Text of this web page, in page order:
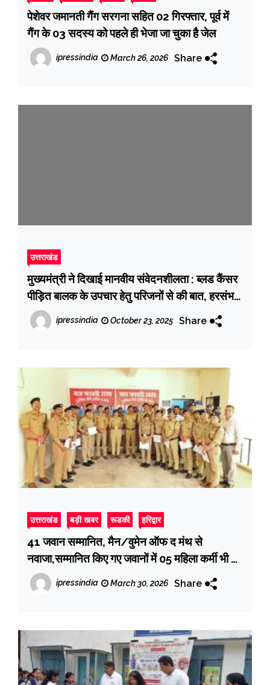
पेशेवर जमानती गैंग सरगना सहित 02 गिरफ्तार, पूर्व में
गैंग के 03 सदस्य को पहले ही भेजा जा चुका है जेल
ipressindia March 26, 2026 Share
उत्तराखंड
मुख्यमंत्री ने दिखाई मानवीय संवेदनशीलता : ब्लड कैंसर
पीड़ित बालक के उपचार हेतु परिजनों से की बात, हरसंभव
सहायता का दिया आश्वासन
ipressindia October 23, 2025 Share
उत्तराखंड बड़ी खबर रूडकी हरिद्वार
41 जवान सम्मानित, मैन/वुमेन ऑफ द मंथ से
नवाजा,सम्मानित किए गए जवानों में 05 महिला कर्मी भी हैं
सम्मिलित
ipressindia March 30, 2026 Share